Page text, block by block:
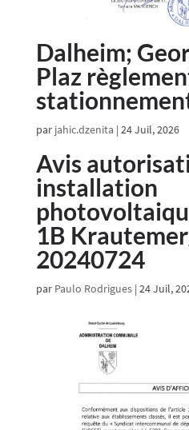
Dalheim;
Plaz
par jahic.dzenita | 24 Juil, 2026
Avis
installation
1B
20240724
par Paulo Rodrigues| 24 Juil,